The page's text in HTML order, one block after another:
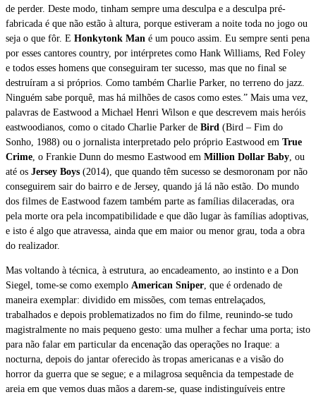
de perder. Deste modo, tinham sempre uma desculpa e a desculpa pré-
fabricada é que não estão à altura, porque estiveram a noite toda no jogo ou
seja o que fôr. E Honkytonk Man é um pouco assim. Eu sempre senti pena
por esses cantores country, por intérpretes como Hank Williams, Red Foley
e todos esses homens que conseguiram ter sucesso, mas que no final se
destruíram a si próprios. Como também Charlie Parker, no terreno do jazz.
Ninguém sabe porquê, mas há milhões de casos como estes.” Mais uma vez,
palavras de Eastwood a Michael Henri Wilson e que descrevem mais heróis
eastwoodianos, como o citado Charlie Parker de Bird (Bird – Fim do
Sonho, 1988) ou o jornalista interpretado pelo próprio Eastwood em True
Crime , o Frankie Dunn do mesmo Eastwood em Million Dollar Baby , ou
até os Jersey Boys (2014), que quando têm sucesso se desmoronam por não
conseguirem sair do bairro e de Jersey, quando já lá não estão. Do mundo
dos filmes de Eastwood fazem também parte as famílias dilaceradas, ora
pela morte ora pela incompatibilidade e que dão lugar às famílias adoptivas,
e isto é algo que atravessa, ainda que em maior ou menor grau, toda a obra
do realizador.
Mas voltando à técnica, à estrutura, ao encadeamento, ao instinto e a Don
Siegel, tome-se como exemplo American Sniper , que é ordenado de
maneira exemplar: dividido em missões, com temas entrelaçados,
trabalhados e depois problematizados no fim do filme, reunindo-se tudo
magistralmente no mais pequeno gesto: uma mulher a fechar uma porta; isto
para não falar em particular da encenação das operações no Iraque: a
nocturna, depois do jantar oferecido às tropas americanas e a visão do
horror da guerra que se segue; e a milagrosa sequência da tempestade de
areia em que vemos duas mãos a darem-se, quase indistinguíveis entre